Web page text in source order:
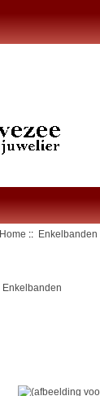
Home :: Enkelbanden
Enkelbanden